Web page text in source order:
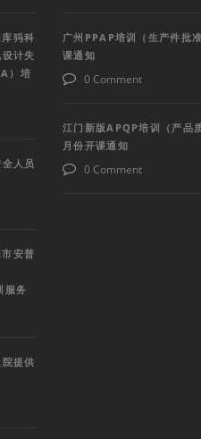
犸科
计失
）培
人员
安普
服务
提供
广州PPAP培训（生产件批
课通知
0 Comment
江门新版APQP培训（产品
月份开课通知
0 Comment